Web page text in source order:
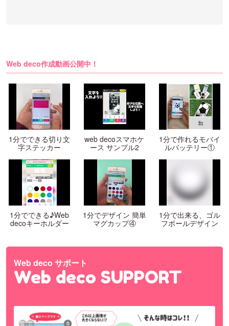
Web deco作成動画公開中！
1分でできる切り文
字ステッカー
web decoスマホケ
ース サンプル2
1分で作れるモバイ
ルバッテリー①
1分でできる♪Web
decoキーホルダー
1分でデザイン 簡単
マグカップ④
1分で出来る、ゴル
フボールデザイン
Web deco サポート
Web deco SUPPORT